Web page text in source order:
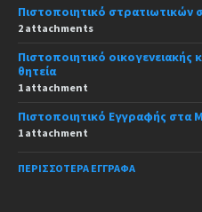
Πιστοποιητικό στρατιωτικών
2 attachments
Πιστοποιητικό οικογενειακής
θητεία
1 attachment
Πιστοποιητικό Εγγραφής
1 attachment
ΠΕΡΙΣΣΌΤΕΡΑ ΈΓΓΡΑΦΑ